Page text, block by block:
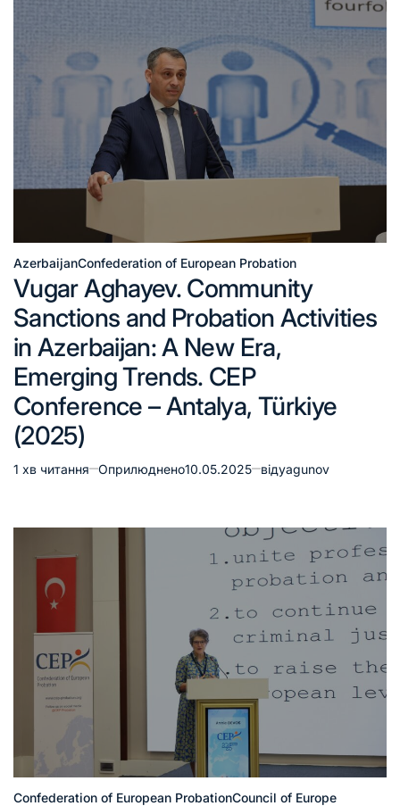
AzerbaijanConfederation of European Probation
Vugar Aghayev. Community
Sanctions and Probation Activities
in Azerbaijan: A New Era,
Emerging Trends. CEP
Conference – Antalya, Türkiye
(2025)
1 хв читання Оприлюднено10.05.2025 відyagunov
Confederation of European ProbationCouncil of Europe